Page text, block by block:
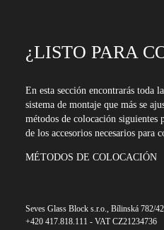
¿LISTO PARA
En esta sección encontrarás toda
sistema de montaje que más se
métodos de colocación siguientes
de los accesorios necesarios para
MÉTODOS DE COLOCACIÓN
Seves Glass Block s.r.o., Bílinská 782/
+420 417.818.111 - VAT CZ21234736